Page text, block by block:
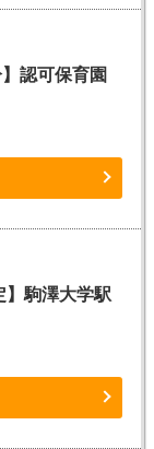
認可保育園
】駒澤大学駅